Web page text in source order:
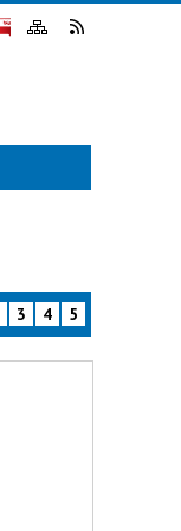
3 4 5